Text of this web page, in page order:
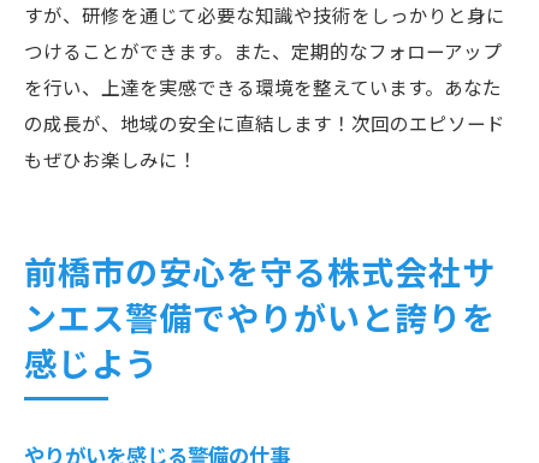
すが、研修を通じて必要な知識や技術をしっかりと身に
つけることができます。また、定期的なフォローアップ
を行い、上達を実感できる環境を整えています。あなた
の成長が、地域の安全に直結します！次回のエピソード
もぜひお楽しみに！
前橋市の安心を守る株式会社サ
ンエス警備でやりがいと誇りを
感じよう
やりがいを感じる警備の仕事